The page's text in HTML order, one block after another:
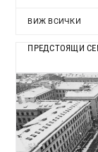
ВИЖ ВСИЧКИ
ПРЕДСТОЯЩИ